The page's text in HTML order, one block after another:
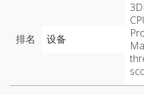
排名 设备